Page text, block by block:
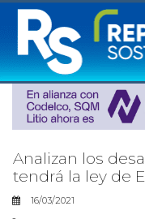
Analizan los
tendrá la ley de
16/03/2021